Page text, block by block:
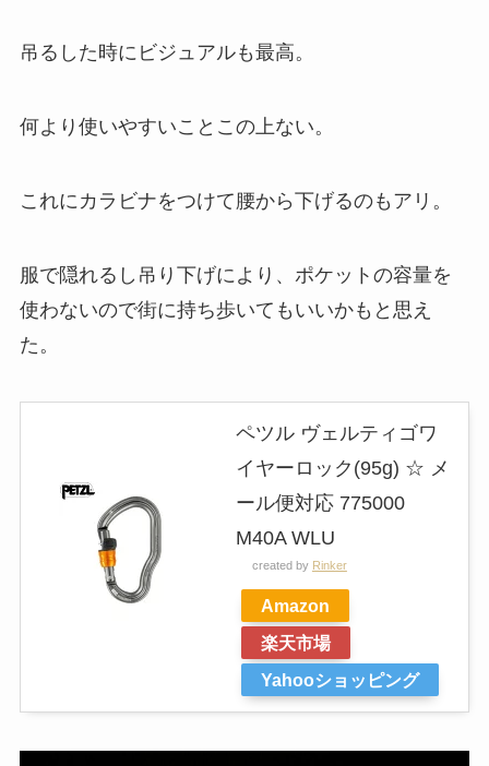
吊るした時にビジュアルも最高。
何より使いやすいことこの上ない。
これにカラビナをつけて腰から下げるのもアリ。
服で隠れるし吊り下げにより、ポケットの容量を
使わないので街に持ち歩いてもいいかもと思え
た。
ペツル ヴェルティゴワ
イヤーロック(95g) ☆ メ
ール便対応 775000
M40A WLU
created by Rinker
Amazon
楽天市場
Yahooショッピング